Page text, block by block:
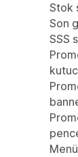
Stok
Son
SSS